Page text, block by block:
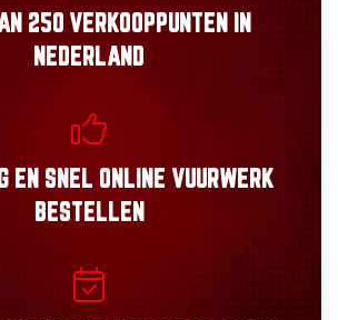
250 VERKOOPPUNTEN
IN
NEDERLAND
EN SNEL ONLINE VUURWERK
BESTELLEN